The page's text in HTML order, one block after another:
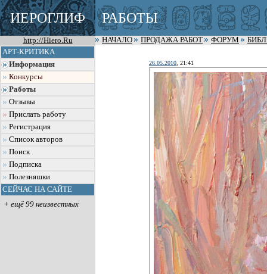
ИЕРОГЛИФ РАБОТЫ
http://Hiero.Ru НАЧАЛО ПРОДАЖА РАБОТ ФОРУМ
АРТ-КРИТИКА
Информация
Конкурсы
Работы
Отзывы
Прислать работу
Регистрация
Список авторов
Поиск
Подписка
Полезняшки
СЕЙЧАС НА САЙТЕ
+ ещё 99 неизвестных
26.05.2010 , 21:41